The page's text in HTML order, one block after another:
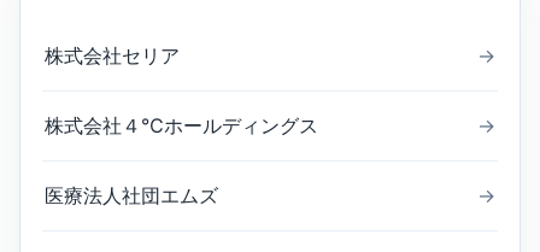
株式会社セリア →
株式会社４℃ホールディングス →
医療法人社団エムズ →